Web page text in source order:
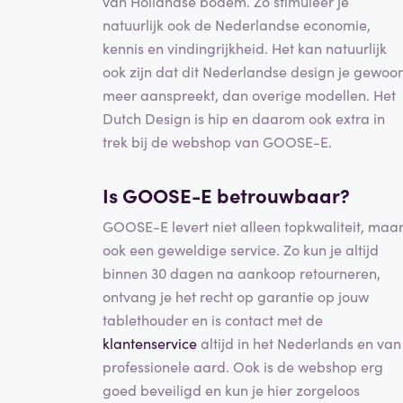
natuurlijk ook de Nederlandse economie,
kennis en vindingrijkheid. Het kan natuurlijk
ook zijn dat dit Nederlandse design je
meer aanspreekt, dan overige modellen. Het
Dutch Design is hip en daarom ook extra in
trek bij de webshop van GOOSE-E.
Is GOOSE-E betrouwbaar?
GOOSE-E levert niet alleen topkwaliteit, maar
ook een geweldige service. Zo kun je altijd
binnen 30 dagen na aankoop retourneren,
ontvang je het recht op garantie op jouw
tablethouder en is contact met de
klantenservicealtijd in het Nederlands en van
professionele aard. Ook is de webshop erg
goed beveiligd en kun je hier zorgeloos